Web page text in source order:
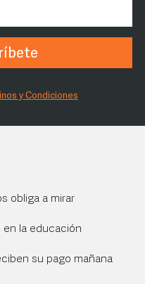
y Condiciones
obliga a mirar
la educación
su pago mañana